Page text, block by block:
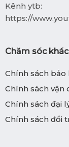
Kênh ytb:
https://
Chăm sóc
Chính sách bảo
Chính sách vận
Chính sách đại
Chính sách đổi